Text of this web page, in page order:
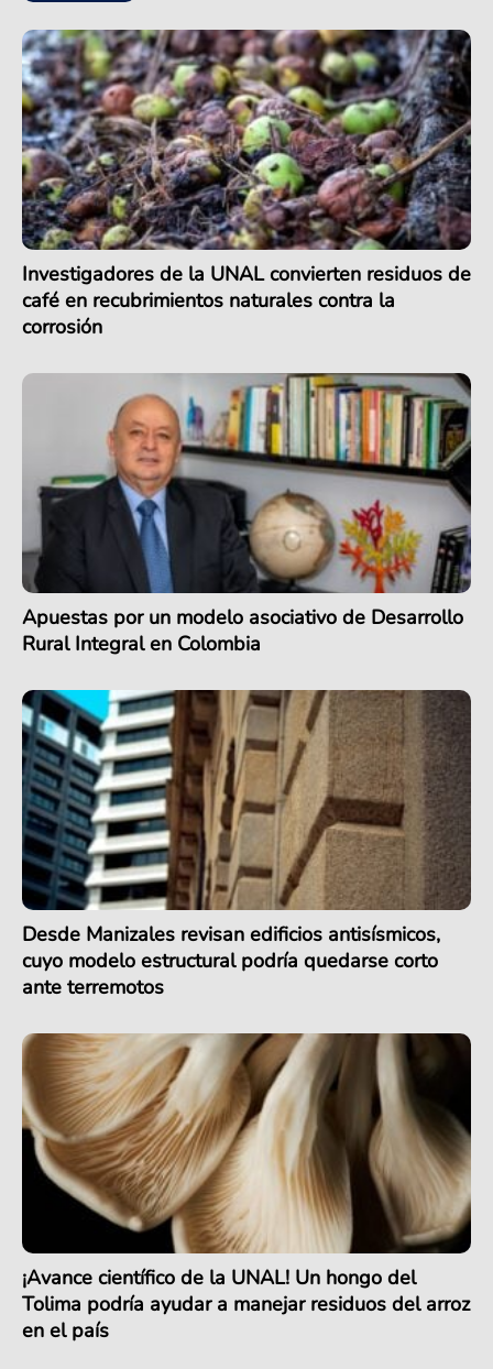
Investigadores de la UNAL convierten residuos de
café en recubrimientos naturales contra la
corrosión
Apuestas por un modelo asociativo de Desarrollo
Rural Integral en Colombia
Desde Manizales revisan edificios antisísmicos,
cuyo modelo estructural podría quedarse corto
ante terremotos
¡Avance científico de la UNAL! Un hongo del
Tolima podría ayudar a manejar residuos del arroz
en el país